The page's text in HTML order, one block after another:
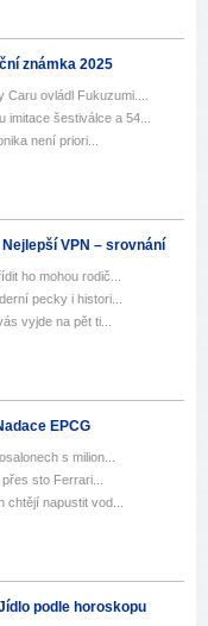
známka 2025
ovládl Fukuzumi....
šestiválce a 54...
není priori...
Nejlepší VPN – srovnání
ho mohou rodič...
pecky i histori...
vyjde na pět ti...
EPCG
s milion...
sto Ferrari...
napustit vod...
podle horoskopu